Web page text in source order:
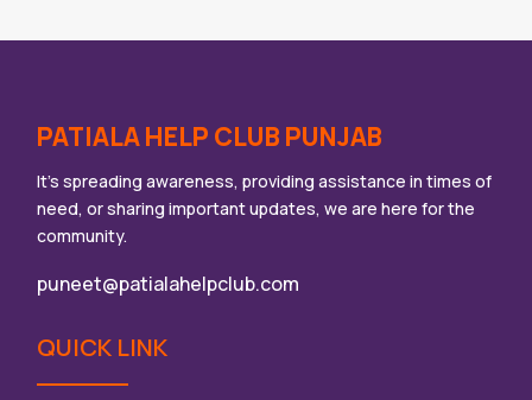
PATIALA HELP CLUB PUNJAB
It’s spreading awareness, providing assistance in times of
need, or sharing important updates, we are here for the
community.
puneet@patialahelpclub.com
QUICK LINK